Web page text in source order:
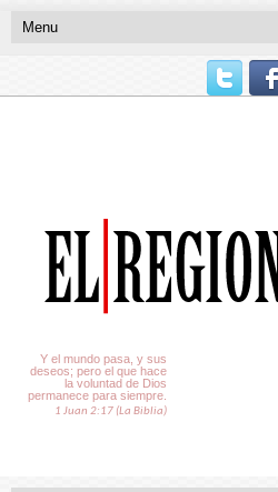
Y el mundo pasa, y sus
deseos; pero el que hace
la voluntad de Dios
permanece para siempre.
1 Juan 2:17 (La Biblia)